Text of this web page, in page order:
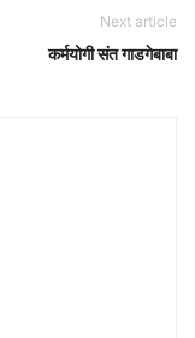
Next article
कर्मयोगी संत गाडगेबाबा